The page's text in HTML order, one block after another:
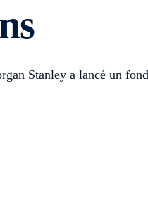
Stanley a lancé un